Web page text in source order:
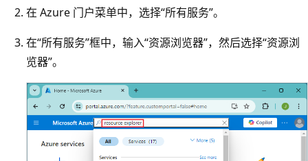
在 Azure 门户菜单中，选择“所有服务”。
在“所有服务”框中，输入“资源浏览器”，然后选择“资源浏
览器”。